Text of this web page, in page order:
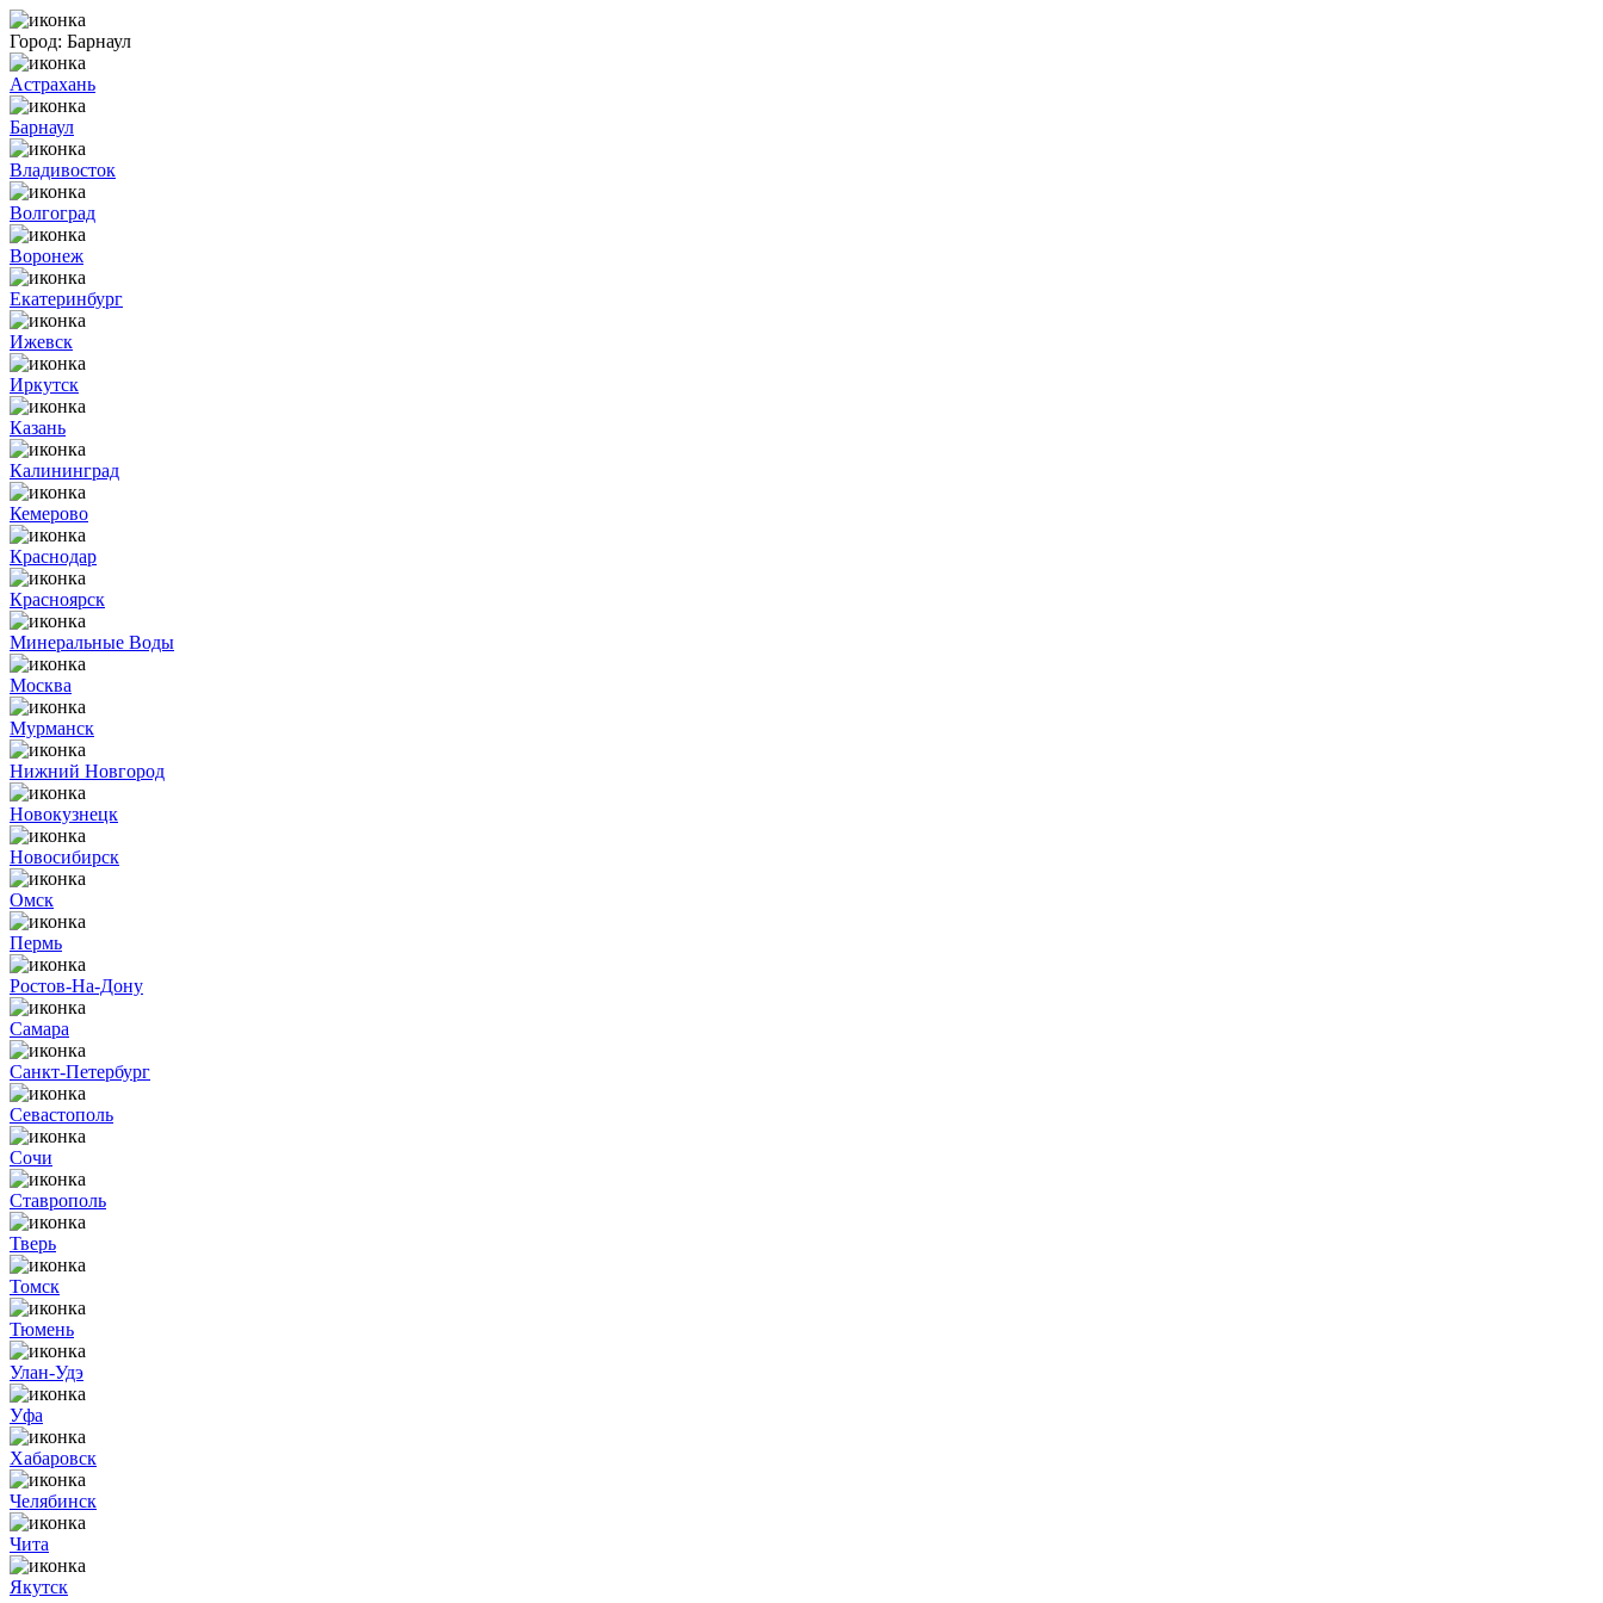
Город: Барнаул
Астрахань
Барнаул
Владивосток
Волгоград
Воронеж
Екатеринбург
Ижевск
Иркутск
Казань
Калининград
Кемерово
Краснодар
Красноярск
Минеральные Воды
Москва
Мурманск
Нижний Новгород
Новокузнецк
Новосибирск
Омск
Пермь
Ростов-На-Дону
Самара
Санкт-Петербург
Севастополь
Сочи
Ставрополь
Тверь
Томск
Тюмень
Улан-Удэ
Уфа
Хабаровск
Челябинск
Чита
Якутск